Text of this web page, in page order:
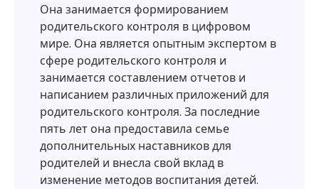
Она занимается формированием
родительского контроля в цифровом
мире. Она является опытным экспертом в
сфере родительского контроля и
занимается составлением отчетов и
написанием различных приложений для
родительского контроля. За последние
пять лет она предоставила семье
дополнительных наставников для
родителей и внесла свой вклад в
изменение методов воспитания детей.